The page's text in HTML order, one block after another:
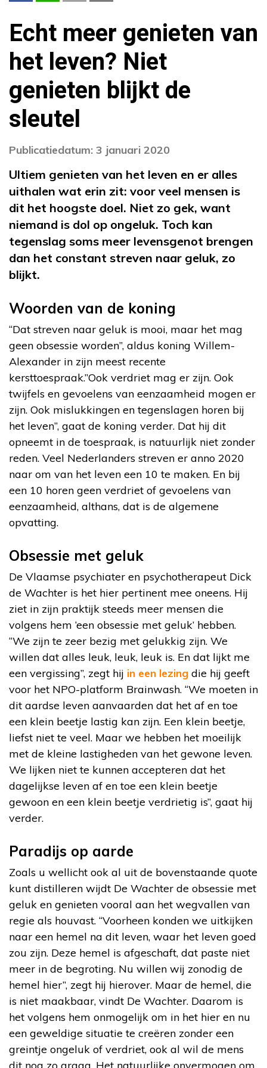
Echt meer genieten van
het leven? Niet
genieten blijkt de
sleutel
Publicatiedatum: 3 januari 2020
Ultiem genieten van het leven en er alles
uithalen wat erin zit: voor veel mensen is
dit het hoogste doel. Niet zo gek, want
niemand is dol op ongeluk. Toch kan
tegenslag soms meer levensgenot brengen
dan het constant streven naar geluk, zo
blijkt.
Woorden van de koning
“Dat streven naar geluk is mooi, maar het mag
geen obsessie worden”, aldus koning Willem-
Alexander in zijn meest recente
kersttoespraak.”Ook verdriet mag er zijn. Ook
twijfels en gevoelens van eenzaamheid mogen er
zijn. Ook mislukkingen en tegenslagen horen bij
het leven”, gaat de koning verder. Dat hij dit
opneemt in de toespraak, is natuurlijk niet zonder
reden. Veel Nederlanders streven er anno 2020
naar om van het leven een 10 te maken. En bij
een 10 horen geen verdriet of gevoelens van
eenzaamheid, althans, dat is de algemene
opvatting.
Obsessie met geluk
De Vlaamse psychiater en psychotherapeut Dick
de Wachter is het hier pertinent mee oneens. Hij
ziet in zijn praktijk steeds meer mensen die
volgens hem ‘een obsessie met geluk’ hebben.
“We zijn te zeer bezig met gelukkig zijn. We
willen dat alles leuk, leuk, leuk is. En dat lijkt me
een vergissing”, zegt hij in een lezing die hij geeft
voor het NPO-platform Brainwash. “We moeten in
dit aardse leven aanvaarden dat het af en toe
een klein beetje lastig kan zijn. Een klein beetje,
liefst niet te veel. Maar we hebben het moeilijk
met de kleine lastigheden van het gewone leven.
We lijken niet te kunnen accepteren dat het
dagelijkse leven af en toe een klein beetje
gewoon en een klein beetje verdrietig is”, gaat hij
verder.
Paradijs op aarde
Zoals u wellicht ook al uit de bovenstaande quote
kunt distilleren wijdt De Wachter de obsessie met
geluk en genieten vooral aan het wegvallen van
regie als houvast. “Voorheen konden we uitkijken
naar een hemel na dit leven, waar het leven goed
zou zijn. Deze hemel is afgeschaft, dat paste niet
meer in de begroting. Nu willen wij zonodig de
hemel hier”, zegt hij hierover. Maar de hemel, die
is niet maakbaar, vindt De Wachter. Daarom is
het volgens hem onmogelijk om in het hier en nu
een geweldige situatie te creëren zonder een
greintje ongeluk of verdriet, ook al wil de mens
dit nog zo graag. Het natuurlijke onvermogen om